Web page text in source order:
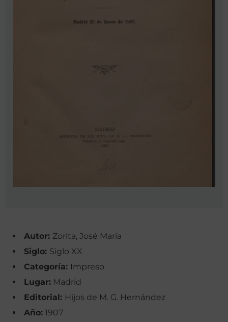
Autor: Zorita, José María
Siglo: Siglo XX
Categoría: Impreso
Lugar: Madrid
Editorial: Hijos de M. G. Hernández
Año: 1907